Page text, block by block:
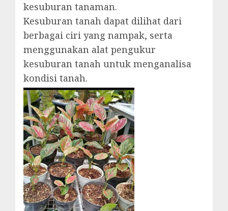
kesuburan tanaman.
Kesuburan tanah dapat dilihat dari
berbagai ciri yang nampak, serta
menggunakan alat pengukur
kesuburan tanah untuk menganalisa
kondisi tanah.